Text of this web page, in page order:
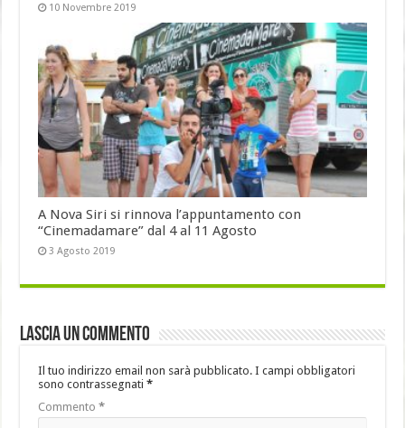
10 Novembre 2019
A Nova Siri si rinnova l’appuntamento con
“Cinemadamare” dal 4 al 11 Agosto
3 Agosto 2019
Lascia un commento
Il tuo indirizzo email non sarà pubblicato. I campi obbligatori
sono contrassegnati*
Commento*